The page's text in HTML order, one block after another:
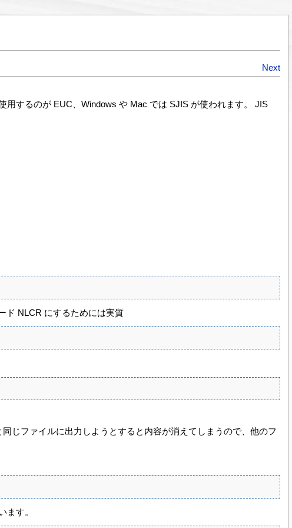
Next
するのが EUC、Windows や Mac では SJIS が使われます。 JIS
ド NLCR にするためには実質
じファイルに出力しようとすると内容が消えてしまうので、他のフ
ます。